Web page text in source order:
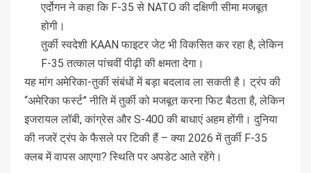
एर्दोगन ने कहा कि F-35 से NATO की दक्षिणी सीमा मजबूत
होगी।
तुर्की स्वदेशी KAAN फाइटर जेट भी विकसित कर रहा है, लेकिन
F-35 तत्काल पांचवीं पीढ़ी की क्षमता देगा।
यह मांग अमेरिका-तुर्की संबंधों में बड़ा बदलाव ला सकती है। ट्रंप की
“अमेरिका फर्स्ट” नीति में तुर्की को मजबूत करना फिट बैठता है, लेकिन
इजरायल लॉबी, कांग्रेस और S-400 की बाधाएं अहम होंगी। दुनिया
की नजरें ट्रंप के फैसले पर टिकी हैं – क्या 2026 में तुर्की F-35
क्लब में वापस आएगा? स्थिति पर अपडेट आते रहेंगे।